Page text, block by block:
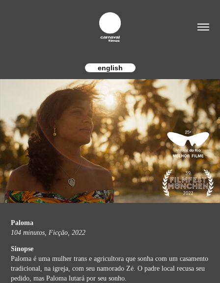
english
Paloma
104 minutos, Ficção, 2022
Sinopse
Paloma é uma mulher trans e agricultora que sonha com um casamento
tradicional, na igreja, com seu namorado Zé. O padre local recusa seu
pedido, mas Paloma lutará por seu sonho.